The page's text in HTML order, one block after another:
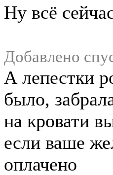
Ну всё
Добавлено
А лепестки
было,
на кровати
если ваше
оплачено